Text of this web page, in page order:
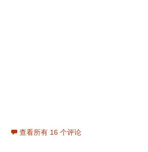
查看所有 16 个评论